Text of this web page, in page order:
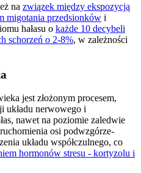
na związek między ekspozycją
migotania przedsionków i
hałasu o każde 10 decybeli
schorzeń o 2-8%, w zależności
jest złożonym procesem,
układu nerwowego i
nawet na poziomie zaledwie
osi podwzgórze-
układu współczulnego, co
hormonów stresu - kortyzolu i